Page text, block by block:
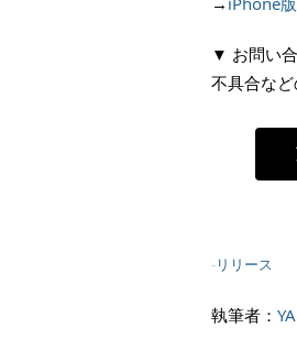
▼ お問い
不具合など
-リリース
執筆者：